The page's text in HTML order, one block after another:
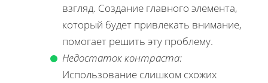
взгляд. Создание главного элемента,
который будет привлекать внимание,
помогает решить эту проблему.
Недостаток контраста:
Использование слишком схожих